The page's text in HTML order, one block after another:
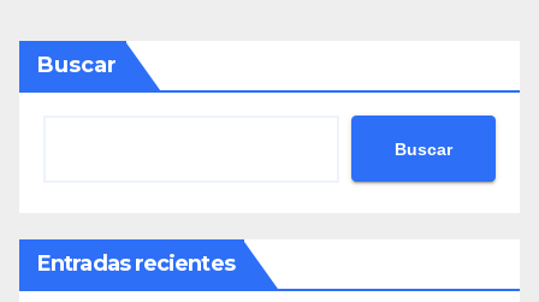
Buscar
Buscar
Entradas recientes